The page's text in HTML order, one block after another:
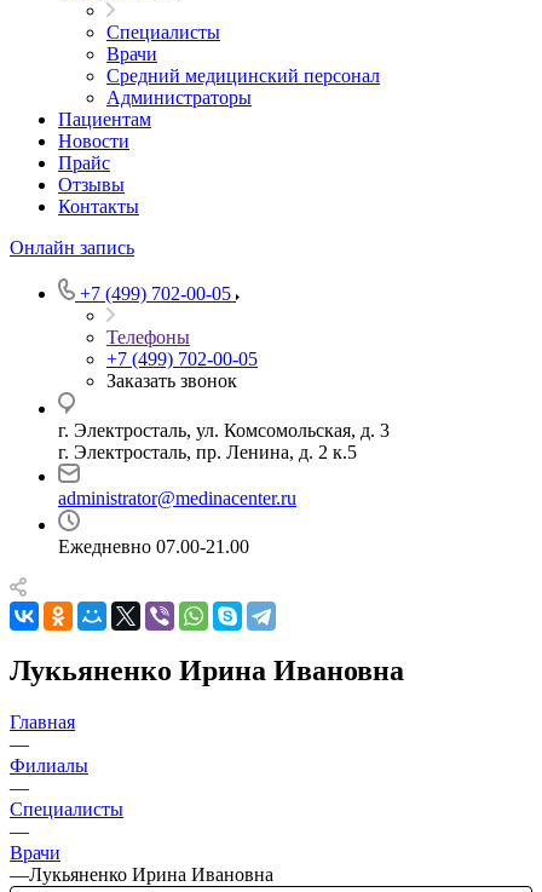
Специалисты
Врачи
Средний медицинский персонал
Администраторы
Пациентам
Новости
Прайс
Отзывы
Контакты
Онлайн запись
+7 (499) 702-00-05
Телефоны
+7 (499) 702-00-05
Заказать звонок
г. Электросталь, ул. Комсомольская, д. 3
г. Электросталь, пр. Ленина, д. 2 к.5
administrator@medinacenter.ru
Ежедневно 07.00-21.00
Лукьяненко Ирина Ивановна
Главная
—
Филиалы
—
Специалисты
—
Врачи
—Лукьяненко Ирина Ивановна